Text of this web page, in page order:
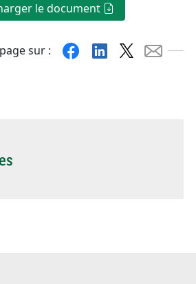
le document
sur : FacebookLinkedin Mail